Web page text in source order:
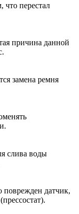
что перестал
причина данной
замена ремня
слива воды
поврежден датчик,